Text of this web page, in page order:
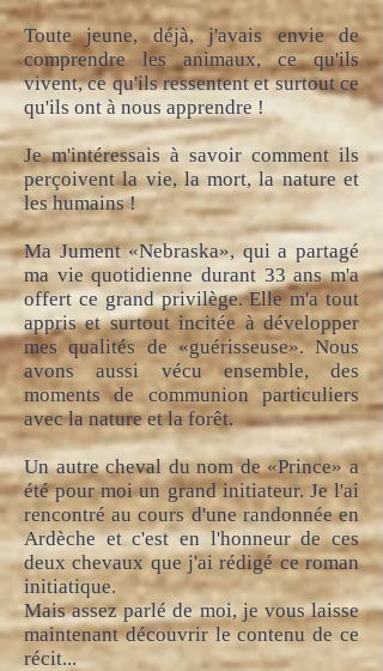
Toute jeune, déjà, j'avais envie de
comprendre les animaux, ce qu'ils
vivent, ce qu'ils ressentent et surtout ce
qu'ils ont à nous apprendre !
Je m'intéressais à savoir comment ils
perçoivent la vie, la mort, la nature et
les humains !
Ma Jument «Nebraska», qui a partagé
ma vie quotidienne durant 33 ans m'a
offert ce grand privilège. Elle m'a tout
appris et surtout incitée à développer
mes qualités de «guérisseuse». Nous
avons aussi vécu ensemble, des
moments de communion particuliers
avec la nature et la forêt.
Un autre cheval du nom de «Prince» a
été pour moi un grand initiateur. Je l'ai
rencontré au cours d'une randonnée en
Ardèche et c'est en l'honneur de ces
deux chevaux que j'ai rédigé ce roman
initiatique.
Mais assez parlé de moi, je vous laisse
maintenant découvrir le contenu de ce
récit...